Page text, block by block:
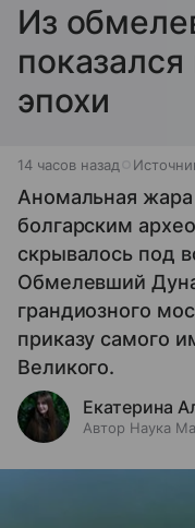
Из
эпохи
14 часов назад
Аномальная жара
болгарским
скрывалось под
Обмелевший
грандиозного
приказу самого
Великого.
Екатерина
Автор Наука